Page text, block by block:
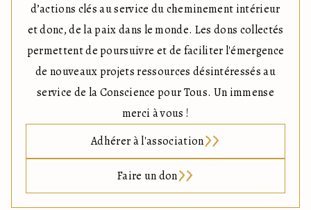
d’actions clés au service du cheminement intérieur
et donc, de la paix dans le monde. Les dons collectés
permettent de poursuivre et de faciliter l'émergence
de nouveaux projets ressources désintéressés au
service de la Conscience pour Tous. Un immense
merci à vous !
Adhérer à l'association
Faire un don